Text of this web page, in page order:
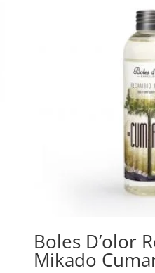
Boles D’olor
Mikado